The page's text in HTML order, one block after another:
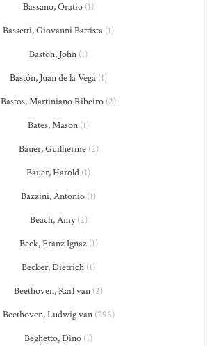
Bassano, Oratio (1)
Bassetti, Giovanni Battista (1)
Baston, John (1)
Bastón, Juan de la Vega (1)
Bastos, Martiniano Ribeiro (2)
Bates, Mason (1)
Bauer, Guilherme(2)
Bauer, Harold (1)
Bazzini, Antonio (1)
Beach, Amy(2)
Beck, Franz Ignaz(1)
Becker, Dietrich (1)
Beethoven, Karl van (2)
Beethoven, Ludwig van(795)
Beghetto, Dino (1)